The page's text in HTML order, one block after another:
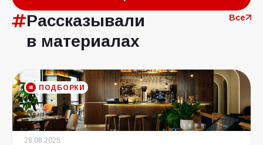
Рассказывали
в материалах
Все
ПОДБОРКИ
28.08.2025